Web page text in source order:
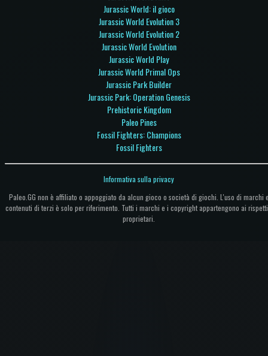
Jurassic World: il gioco
Jurassic World Evolution 3
Jurassic World Evolution 2
Jurassic World Evolution
Jurassic World Play
Jurassic World Primal Ops
Jurassic Park Builder
Jurassic Park: Operation Genesis
Prehistoric Kingdom
Paleo Pines
Fossil Fighters: Champions
Fossil Fighters
Paleo.GG non è affiliato o appoggiato da alcun gioco o società di giochi. L'uso di marchi
contenuti di terzi è solo per riferimento. Tutti i marchi e i copyright appartengono ai
proprietari.
Informativa sulla privacy